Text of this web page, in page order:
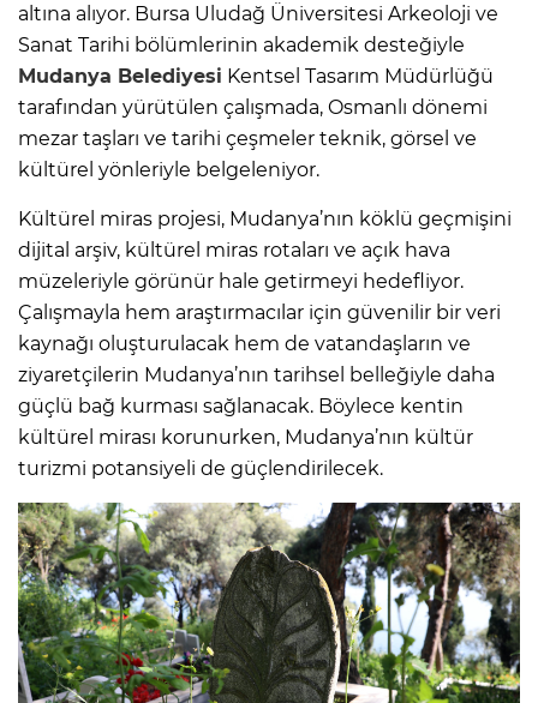
altına alıyor. Bursa Uludağ Üniversitesi Arkeoloji ve
Sanat Tarihi bölümlerinin akademik desteğiyle
Mudanya Belediyesi Kentsel Tasarım Müdürlüğü
tarafından yürütülen çalışmada, Osmanlı dönemi
mezar taşları ve tarihi çeşmeler teknik, görsel ve
kültürel yönleriyle belgeleniyor.
Kültürel miras projesi, Mudanya’nın köklü geçmişini
dijital arşiv, kültürel miras rotaları ve açık hava
müzeleriyle görünür hale getirmeyi hedefliyor.
Çalışmayla hem araştırmacılar için güvenilir bir veri
kaynağı oluşturulacak hem de vatandaşların ve
ziyaretçilerin Mudanya’nın tarihsel belleğiyle daha
güçlü bağ kurması sağlanacak. Böylece kentin
kültürel mirası korunurken, Mudanya’nın kültür
turizmi potansiyeli de güçlendirilecek.